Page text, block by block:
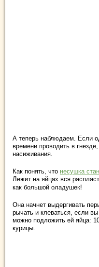
А теперь наблюдаем. Если
времени проводить в
насиживания.
Как понять, что несушка
Лежит на яйцах вся
как большой оладушек!
Она начнет выдергивать
рычать и клеваться, если
можно подложить ей яйца:
курицы.